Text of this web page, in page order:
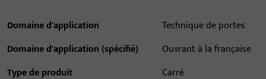
Domaine d'application
Technique de portes
Domaine d'application (spécifié)
Ouvrant à la française
Type de produit
Carré